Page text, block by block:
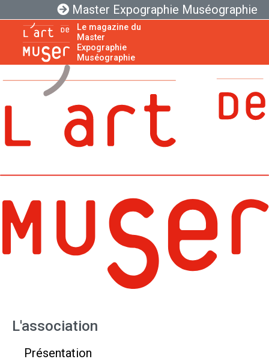
Master Expographie Muséographie
Le magazine du
Master
Expographie
Muséographie
L'association
Présentation